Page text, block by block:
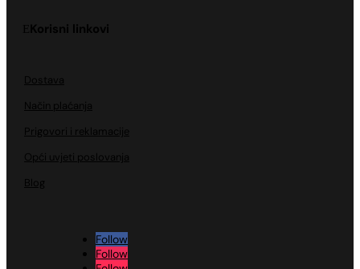
Korisni linkovi
Dostava
Način plaćanja
Prigovori i reklamacije
Opći uvjeti poslovanja
Blog
Follow
Follow